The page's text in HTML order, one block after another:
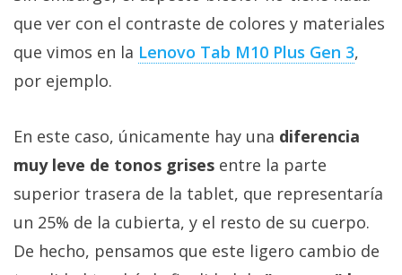
que ver con el contraste de colores y materiales
que vimos en la Lenovo Tab M10 Plus Gen 3,
por ejemplo.
En este caso, únicamente hay una diferencia
muy leve de tonos grises entre la parte
superior trasera de la tablet, que representaría
un 25% de la cubierta, y el resto de su cuerpo.
De hecho, pensamos que este ligero cambio de